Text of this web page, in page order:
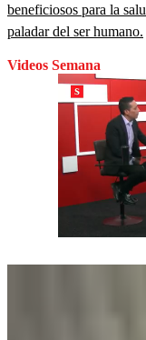
beneficiosos para la
paladar del ser humano.
Videos Semana